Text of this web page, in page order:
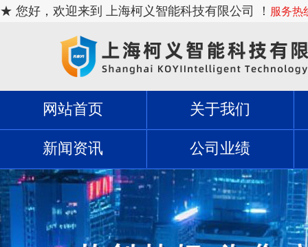
★ 您好，欢迎来到 上海柯义智能科技有限公司 ！ 服务热
网站首页 关于我们
新闻资讯 公司业绩